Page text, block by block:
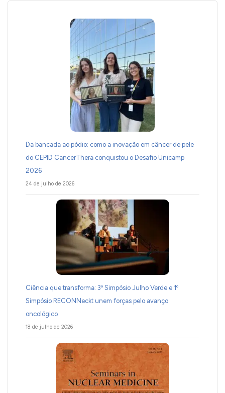
Da bancada ao pódio: como a inovação em câncer de pele
do CEPID CancerThera conquistou o Desafio Unicamp
2026
24 de julho de 2026
Ciência que transforma: 3º Simpósio Julho Verde e 1º
Simpósio RECONNeckt unem forças pelo avanço
oncológico
18 de julho de 2026